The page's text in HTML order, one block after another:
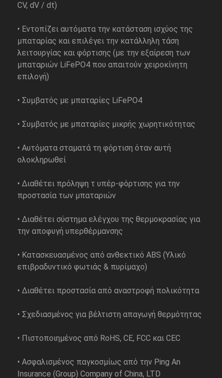
CV, dV / dt)
• Εντοπίζει αυτόματα την κατάσταση ισχύος της
μπαταρίας και επιλέγει την κατάλληλη τάση
λειτουργίας και φόρτισης (με την εξαίρεση των
μπαταριών LiFePO4 που απαιτούν χειροκίνητη
επιλογή)
• Συμβατός με μπαταρίες LiFePO4
• Συμβατός με μπαταρίες μικρής χωρητικότητας
• Αυτόματα σταματά τη φόρτιση όταν αυτή
ολοκληρωθεί
• Διαθέτει πρόληψη τ υπέρ-φόρτισης για την
προστασία των μπαταριών
• Διαθέτει σύστημα ελέγχου της θερμοκρασίας για
την αποφυγή υπερθέρμανσης
• Κατασκευασμένος από ανθεκτικό ABS (Υλικό
επιβραδυντικό φωτιάς & πυρίμαχο)
• Διαθέτει προστασία από αναστροφή πολικότητα
• Σχεδιασμένος για βέλτιστη απαγωγή θερμότητας
• Πιστοποιημένος από RoHS, CE, FCC και CEC
• Ασφαλισμένος παγκοσμίως από την Ping An
Insurance (Group) Company of China, LTD